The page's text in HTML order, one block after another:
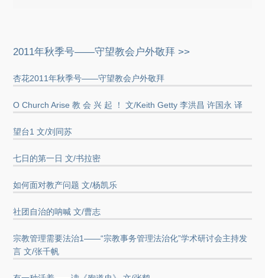
2011年秋季号——守望教会户外敬拜 >>
杏花2011年秋季号——守望教会户外敬拜
O Church Arise 教 会 兴 起 ！ 文/Keith Getty 李洪昌 许国永 译
望台1 文/刘同苏
七日的第一日 文/书拉密
如何面对教产问题 文/杨凯乐
社团自治的呐喊 文/曹志
宗教管理需要法治1——“宗教事务管理法治化”学术研讨会主持发
言 文/张千帆